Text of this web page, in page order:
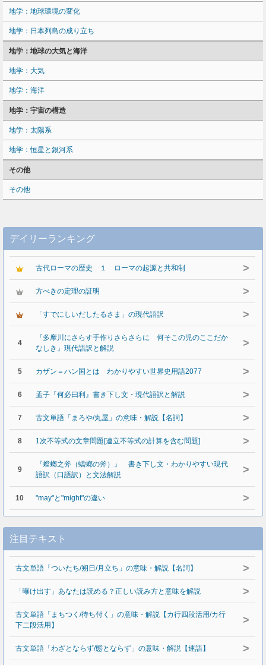
地学：地球環境の変化
地学：日本列島の成り立ち
地学：地球の大気と海洋
地学：大気
地学：海洋
地学：宇宙の構造
地学：太陽系
地学：恒星と銀河系
その他
その他
デイリーランキング
古代ローマの歴史 １ ローマの起源と共和制 >
方べきの定理の証明 >
「すでにしいだしたるさま」の現代語訳 >
4
『多摩川にさらす手作りさらさらに 何そこの児のここだか
なしき』現代語訳と解説
>
5 カザン＝ハン国とは わかりやすい世界史用語2077 >
6 孟子『何必曰利』書き下し文・現代語訳と解説 >
7 古文単語「まろや/丸屋」の意味・解説【名詞】 >
8 1次不等式の文章問題[連立不等式の計算を含む問題] >
9
『蟷螂之斧（蟷螂の斧）』 書き下し文・わかりやすい現代
語訳（口語訳）と文法解説
>
10 "may"と"might"の違い >
注目テキスト
古文単語「ついたち/朔日/月立ち」の意味・解説【名詞】 >
「曝け出す」あなたは読める？正しい読み方と意味を解説 >
古文単語「まちつく/待ち付く」の意味・解説【カ行四段活用/カ行
下二段活用】
>
古文単語「わざとならず/態とならず」の意味・解説【連語】 >